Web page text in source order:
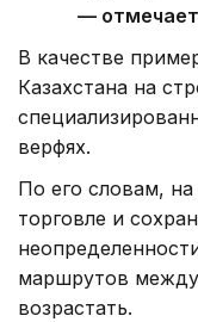
—
В качестве
Казахстана на
верфях.
По его словам,
торговле и
маршрутов
возрастать.